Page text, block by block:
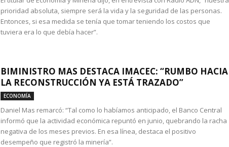
prioridad absoluta, siempre será la vida y la seguridad de las personas.
Entonces, si esa medida se tenía que tomar teniendo los costos que
tuviera era lo que debía hacer”.
BIMINISTRO MAS DESTACA IMACEC: “RUMBO HACIA
LA RECONSTRUCCIÓN YA ESTÁ TRAZADO”
ECONOMÍA
Daniel Mas remarcó: “Tal como lo habíamos anticipado, el Banco Central
informó que la actividad económica repuntó en junio, quebrando la racha
negativa de los meses previos. En esa línea, destaca el positivo
desempeño que registró la minería”.